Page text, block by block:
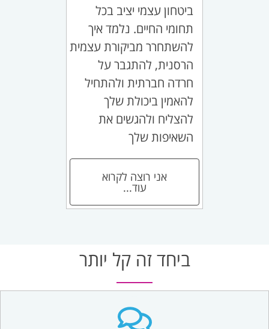
ביטחון עצמי יציב בכל
תחומי החיים. נלמד איך
להשתחרר מביקורת עצמית
הרסנית, להתגבר על
חרדה חברתית ולהתחיל
להאמין ביכולת שלך
להצליח ולהגשים את
השאיפות שלך
אני רוצה לקרוא
עוד...
ביחד זה קל יותר